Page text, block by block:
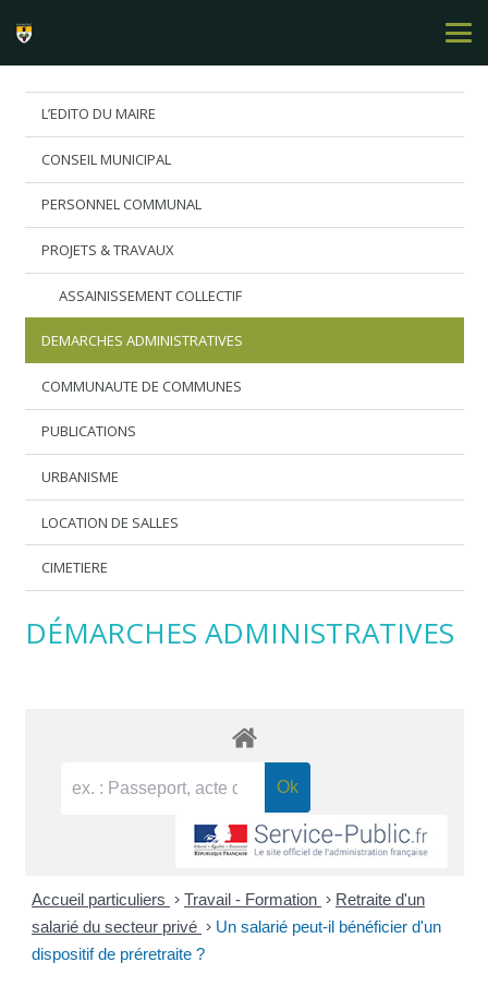
L’EDITO DU MAIRE
CONSEIL MUNICIPAL
PERSONNEL COMMUNAL
PROJETS & TRAVAUX
ASSAINISSEMENT COLLECTIF
DEMARCHES ADMINISTRATIVES
COMMUNAUTE DE COMMUNES
PUBLICATIONS
URBANISME
LOCATION DE SALLES
CIMETIERE
DÉMARCHES ADMINISTRATIVES
Accueil particuliers > Travail - Formation > Retraite d'un
salarié du secteur privé > Un salarié peut-il bénéficier d'un
dispositif de préretraite ?